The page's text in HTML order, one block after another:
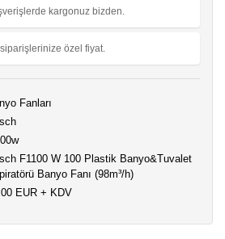
kargonuz bizden.
özel fiyat.
Fanları
F1100 W 100 Plastik Banyo&Tuvalet
Banyo Fanı (98m³/h)
EUR + KDV